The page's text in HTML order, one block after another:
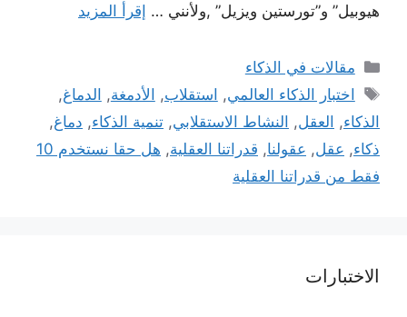
هيوبيل” و”تورستين ويزيل” ,ولأنني … إقرأ المزيد
التصنيفات
مقالات في الذكاء
الوسوم
اختبار الذكاء العالمي, استقلاب, الأدمغة, الدماغ,
الذكاء, العقل, النشاط الاستقلابي, تنمية الذكاء, دماغ,
ذكاء, عقل, عقولنا, قدراتنا العقلية,
هل حقا نستخدم 10
فقط من قدراتنا العقلية
الاختبارات